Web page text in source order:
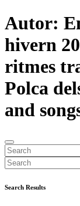
Autor:
hivern
ritmes
Polca
and
Search Results